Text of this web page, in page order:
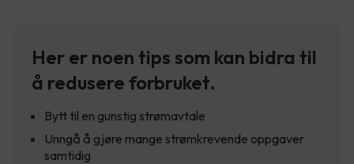
Her er noen tips som kan bidra til
å redusere forbruket.
Bytt til en gunstig strømavtale
Unngå å gjøre mange strømkrevende oppgaver
samtidig